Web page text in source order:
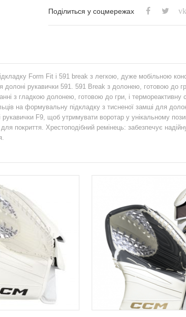
Поділиться у соцмережах vk
Form Fit і 591 break з легкою, дуже мобільною
долоні рукавички 591. 591 Break з долонею, готовою
з гладкою долонею, готовою до гри, і
на формувальну підкладку з тисненої замші для
рукавички F9, щоб утримувати воротар у унікальному
покриття. Хрестоподібний ремінець: забезпечує